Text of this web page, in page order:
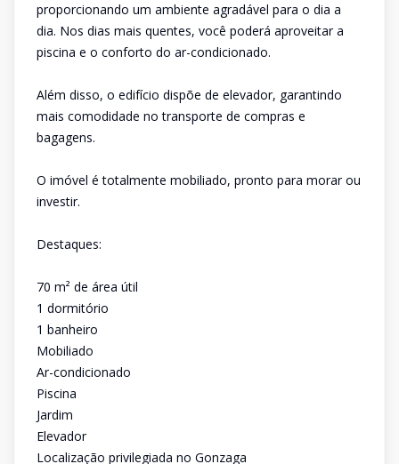
proporcionando um ambiente agradável para o dia a
dia. Nos dias mais quentes, você poderá aproveitar a
piscina e o conforto do ar-condicionado.
Além disso, o edifício dispõe de elevador, garantindo
mais comodidade no transporte de compras e
bagagens.
O imóvel é totalmente mobiliado, pronto para morar ou
investir.
Destaques:
70 m² de área útil
1 dormitório
1 banheiro
Mobiliado
Ar-condicionado
Piscina
Jardim
Elevador
Localização privilegiada no Gonzaga